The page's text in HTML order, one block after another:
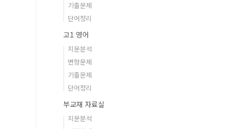
기출문제
단어정리
고1 영어
지문분석
변형문제
기출문제
단어정리
부교재 자료실
지문분석